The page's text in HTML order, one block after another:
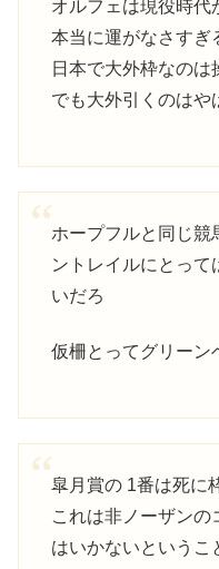
オルフェは現役時代
本当に運がなさすぎ
日本で大外枠なのは
でも大外引くのはや
ホープフルと同じ競
ントレイルにとって
いだろ
仮柵とってグリーン
皐月賞の 1番は死に
これは非ノーザンの
はいかないというこ